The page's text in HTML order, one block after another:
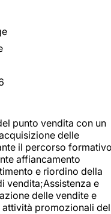
punto vendita con un
delle
il percorso
affiancamento
e riordino della
vendita;Assistenza e
delle vendite e
promozionali del